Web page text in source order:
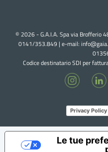
© 2026 - G.A.I.A. Spa via
0141/353.849 | e-mail:
Codice destinatario SDI per
Privacy Policy
Le tue